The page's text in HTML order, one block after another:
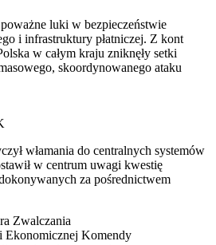
luki w bezpieczeństwie
i infrastruktury płatniczej. Z kont
w całym kraju zniknęły setki
skoordynowanego ataku
włamania do centralnych systemów
w centrum uwagi kwestię
za pośrednictwem
Zwalczania
Ekonomicznej Komendy